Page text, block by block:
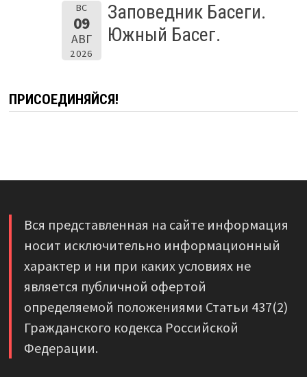
ВС
09
АВГ
2026
Заповедник Басеги.
Южный Басег.
ПРИСОЕДИНЯЙСЯ!
Вся представленная на сайте информация
носит исключительно информационный
характер и ни при каких условиях не
является публичной офертой
определяемой положениями Статьи 437(2)
Гражданского кодекса Российской
Федерации.